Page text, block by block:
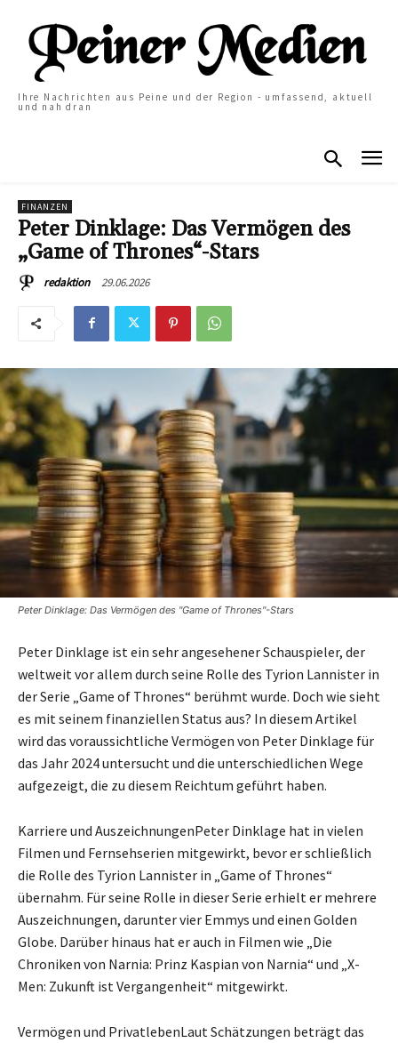
Ihre Nachrichten aus Peine und der Region - umfassend, aktuell
und nah dran
FINANZEN
Peter Dinklage: Das Vermögen des
„Game of Thrones“-Stars
redaktion 29.06.2026
Peter Dinklage: Das Vermögen des "Game of Thrones"-Stars
Peter Dinklage ist ein sehr angesehener Schauspieler, der
weltweit vor allem durch seine Rolle des Tyrion Lannister in
der Serie „Game of Thrones“ berühmt wurde. Doch wie sieht
es mit seinem finanziellen Status aus? In diesem Artikel
wird das voraussichtliche Vermögen von Peter Dinklage für
das Jahr 2024 untersucht und die unterschiedlichen Wege
aufgezeigt, die zu diesem Reichtum geführt haben.
Karriere und AuszeichnungenPeter Dinklage hat in vielen
Filmen und Fernsehserien mitgewirkt, bevor er schließlich
die Rolle des Tyrion Lannister in „Game of Thrones“
übernahm. Für seine Rolle in dieser Serie erhielt er mehrere
Auszeichnungen, darunter vier Emmys und einen Golden
Globe. Darüber hinaus hat er auch in Filmen wie „Die
Chroniken von Narnia: Prinz Kaspian von Narnia“ und „X-
Men: Zukunft ist Vergangenheit“ mitgewirkt.
Vermögen und PrivatlebenLaut Schätzungen beträgt das